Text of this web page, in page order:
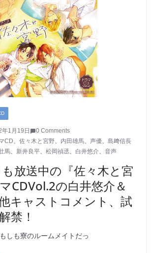
1月19日
0 Comments
CD、 佐々木と宮野、 内田雄馬、 声優、 島﨑信長
馬、 新井良平、 松岡禎丞、 白井悠介、 音声
放送中の『佐々木と宮
CDVol.2の白井悠介＆
キャストコメント、試
禁！
しも寮のルームメイトだっ